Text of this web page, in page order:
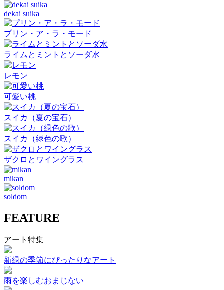
dekai suika
プリン・ア・ラ・モード
ライムとミントとソーダ水
レモン
可愛い桃
スイカ（夏の宝石）
スイカ（緑色の歌）
ザクロとワイングラス
mikan
soldom
FEATURE
アート特集
新緑の季節にぴったりなアート
雨を楽しむおまじない